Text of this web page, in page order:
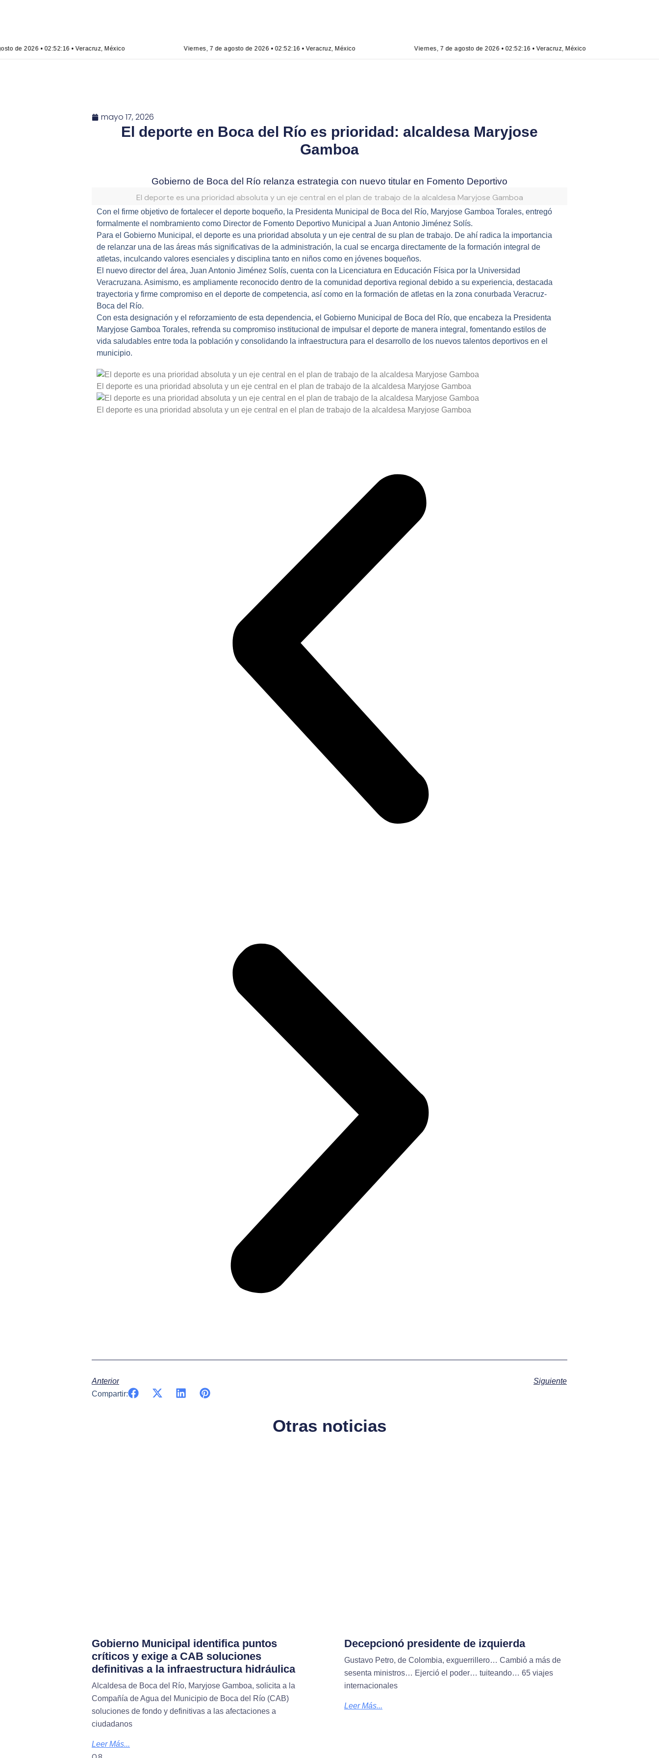
de 2026 • 02:52:16 • Veracruz, México Viernes, 7 de agosto de 2026 • 02:52:16 • Veracruz, México Viernes, 7 de agosto de 2026 • 02:52:16 • Veracruz, México
mayo 17, 2026
El deporte en Boca del Río es prioridad: alcaldesa Maryjose
Gamboa
Gobierno de Boca del Río relanza estrategia con nuevo titular en Fomento Deportivo
El deporte es una prioridad absoluta y un eje central en el plan de trabajo de la alcaldesa Maryjose Gamboa
Con el firme objetivo de fortalecer el deporte boqueño, la Presidenta Municipal de Boca del Río, Maryjose Gamboa Torales, entregó
formalmente el nombramiento como Director de Fomento Deportivo Municipal a Juan Antonio Jiménez Solís.
Para el Gobierno Municipal, el deporte es una prioridad absoluta y un eje central de su plan de trabajo. De ahí radica la importancia
de relanzar una de las áreas más significativas de la administración, la cual se encarga directamente de la formación integral de
atletas, inculcando valores esenciales y disciplina tanto en niños como en jóvenes boqueños.
El nuevo director del área, Juan Antonio Jiménez Solís, cuenta con la Licenciatura en Educación Física por la Universidad
Veracruzana. Asimismo, es ampliamente reconocido dentro de la comunidad deportiva regional debido a su experiencia, destacada
trayectoria y firme compromiso en el deporte de competencia, así como en la formación de atletas en la zona conurbada Veracruz-
Boca del Río.
Con esta designación y el reforzamiento de esta dependencia, el Gobierno Municipal de Boca del Río, que encabeza la Presidenta
Maryjose Gamboa Torales, refrenda su compromiso institucional de impulsar el deporte de manera integral, fomentando estilos de
vida saludables entre toda la población y consolidando la infraestructura para el desarrollo de los nuevos talentos deportivos en el
municipio.
El deporte es una prioridad absoluta y un eje central en el plan de trabajo de la alcaldesa Maryjose Gamboa
El deporte es una prioridad absoluta y un eje central en el plan de trabajo de la alcaldesa Maryjose Gamboa
Anterior
Siguiente
Compartir:
Otras noticias
Gobierno Municipal identifica puntos
críticos y exige a CAB soluciones
definitivas a la infraestructura hidráulica
Alcaldesa de Boca del Río, Maryjose Gamboa, solicita a la
Compañía de Agua del Municipio de Boca del Río (CAB)
soluciones de fondo y definitivas a las afectaciones a
ciudadanos
Leer Más...
Decepcionó presidente de izquierda
Gustavo Petro, de Colombia, exguerrillero… Cambió a más de
sesenta ministros… Ejerció el poder… tuiteando… 65 viajes
internacionales
Leer Más...